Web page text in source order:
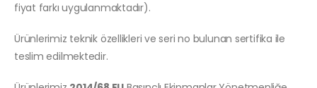
fiyat farkı uygulanmaktadır).
Ürünlerimiz teknik özellikleri ve seri no bulunan sertifika ile
teslim edilmektedir.